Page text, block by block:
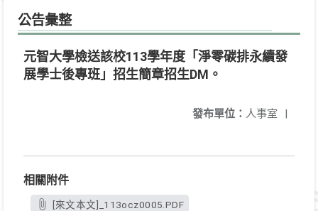
公告彙整
元智大學檢送該校113學年度「淨零碳排永續發
展學士後專班」招生簡章招生DM。
發布單位： 人事室 |
相關附件
[來文本文]_113ocz0005.PDF